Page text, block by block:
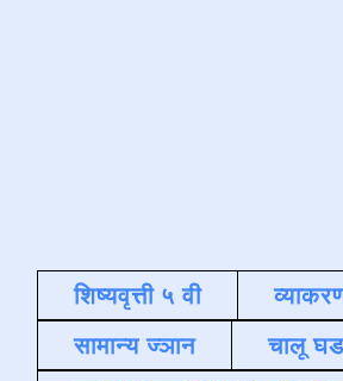
शिष्यवृत्ती ५ वी
सामान्य ज्ञान
चालू